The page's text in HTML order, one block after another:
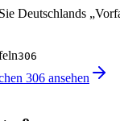
Deutschlands
306
306 ansehen